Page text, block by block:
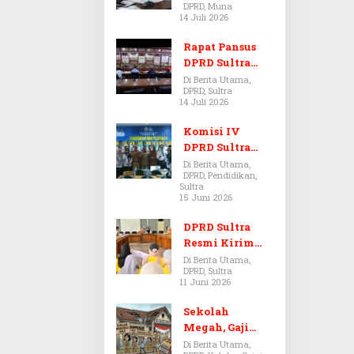
Dugaan Jual
Beli Tanah
Bermasalah di
Muna
DPRD, Muna
14 Juli 2026
Rapat Pansus
DPRD Sultra
Diskors Dua
Kali Akibat
Ketidakhadira
n Pj Sekda
Di Berita Utama,
DPRD, Sultra
14 Juli 2026
Komisi IV
DPRD Sultra
Kawal Hak
Guru,
Rencanakan
Pendidikan
Di Berita Utama,
DPRD, Pendidikan,
Sultra
15 Juni 2026
DPRD Sultra
Resmi Kirim
Aspirasi Tolak
Peraturan
BPOM No. 5
Tahun 2026 ke
Komisi IX DPR
Di Berita Utama,
DPRD, Sultra
11 Juni 2026
Sekolah
Megah, Gaji
Guru Berdarah-
Di Berita Utama,